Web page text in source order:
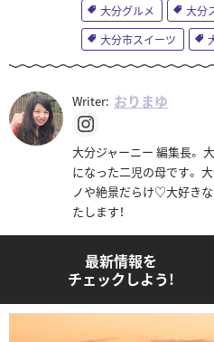
大分グルメ
大分
大分市スイーツ
Writer: おりまゆ
大分ジャーニー 編集長。
になった二児の母です。
ノや絶景だらけ♡大好き
たします！
最新情報を
チェックしよう!